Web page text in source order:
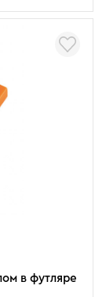
в футляре